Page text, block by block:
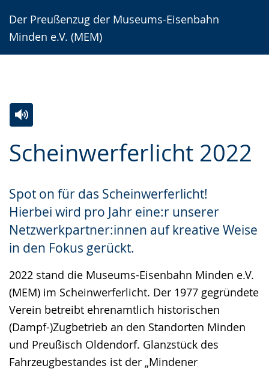
Der Preußenzug der Museums-Eisenbahn
Minden e.V. (MEM)
wechseln.
Deutscher
Gebärdensprache
Scheinwerferlicht 2022
Spot on für das Scheinwerferlicht!
Hierbei wird pro Jahr eine:r unserer
Netzwerkpartner:innen auf kreative Weise
in den Fokus gerückt.
2022 stand die Museums-Eisenbahn Minden e.V.
(MEM) im Scheinwerferlicht. Der 1977 gegründete
Verein betreibt ehrenamtlich historischen
(Dampf-)Zugbetrieb an den Standorten Minden
und Preußisch Oldendorf. Glanzstück des
Fahrzeugbestandes ist der „Mindener
Leichten
wechseln.
Audio-
Video
Deutscher
Gebärdensprache
wird
angezeigt.